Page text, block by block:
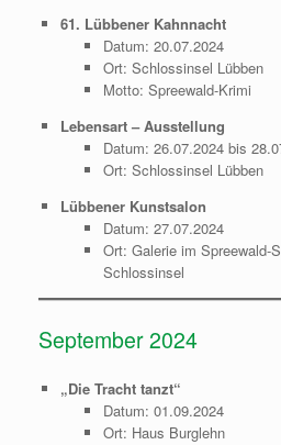
61. Lübbener Kahnnacht
Datum: 20.07.2024
Ort: Schlossinsel Lübben
Motto: Spreewald-Krimi
Lebensart – Ausstellung
Datum: 26.07.2024 bis
Ort: Schlossinsel Lübben
Lübbener Kunstsalon
Datum: 27.07.2024
Ort: Galerie im Spreewald-
Schlossinsel
September 2024
„Die Tracht tanzt“
Datum: 01.09.2024
Ort: Haus Burglehn